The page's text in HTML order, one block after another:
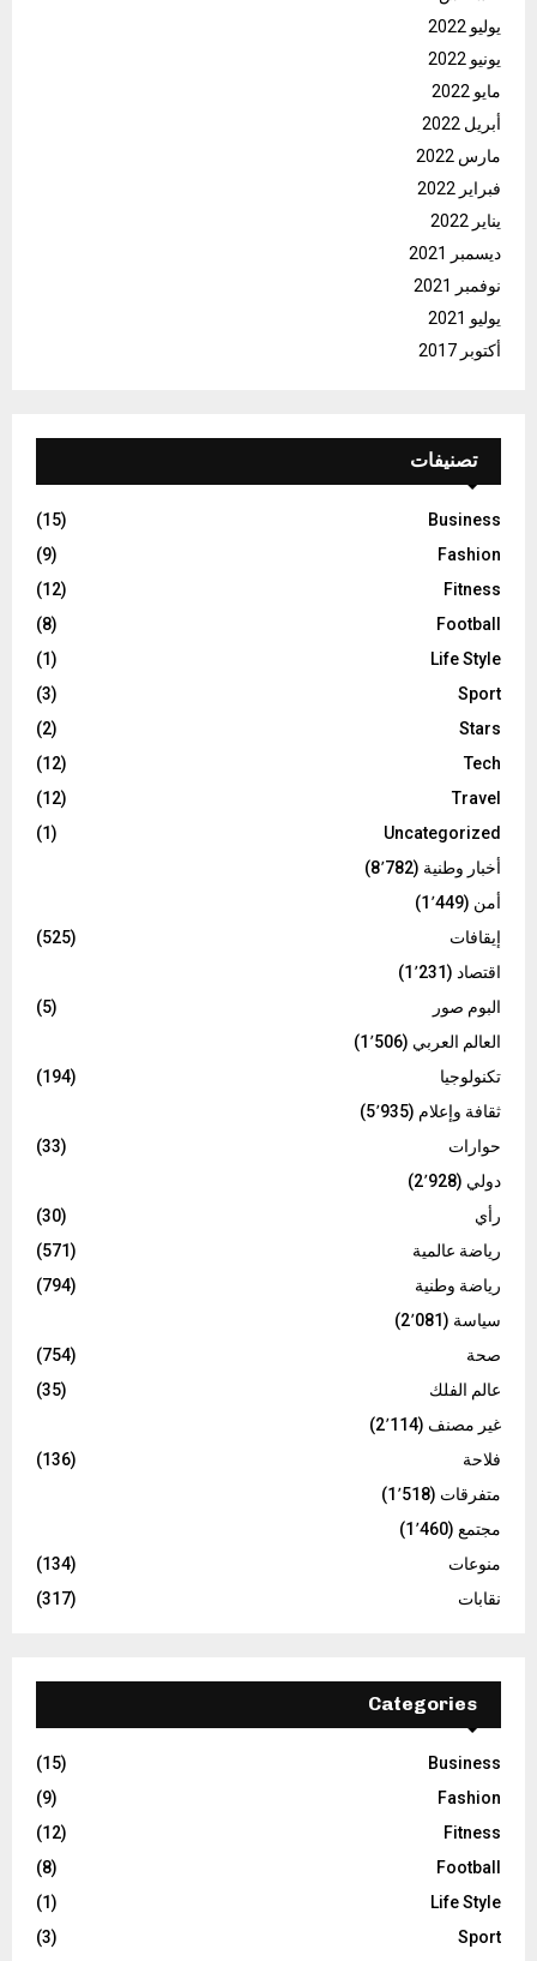
يوليو 2022
يونيو 2022
مايو 2022
أبريل 2022
مارس 2022
فبراير 2022
يناير 2022
ديسمبر 2021
نوفمبر 2021
يوليو 2021
أكتوبر 2017
تصنيفات
Business
(15)
Fashion
(9)
Fitness
(12)
Football
(8)
Life Style
(1)
Sport
(3)
Stars
(2)
Tech
(12)
Travel
(12)
Uncategorized
(1)
أخبار وطنية (8٬782)
أمن (1٬449)
إيقافات
(525)
اقتصاد (1٬231)
البوم صور
(5)
العالم العربي (1٬506)
تكنولوجيا
(194)
ثقافة وإعلام (5٬935)
حوارات
(33)
دولي (2٬928)
رأي
(30)
رياضة عالمية
(571)
رياضة وطنية
(794)
سياسة (2٬081)
صحة
(754)
عالم الفلك
(35)
غير مصنف (2٬114)
فلاحة
(136)
متفرقات (1٬518)
مجتمع (1٬460)
منوعات
(134)
نقابات
(317)
Categories
Business
(15)
Fashion
(9)
Fitness
(12)
Football
(8)
Life Style
(1)
Sport
(3)